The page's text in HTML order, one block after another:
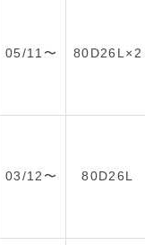
05/11〜 80D26L×2
03/12〜 80D26L